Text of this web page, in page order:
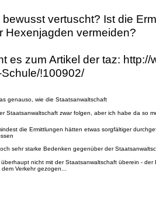
bewusst vertuscht? Ist die
Hexenjagden vermeiden?
es zum Artikel der taz:
!100902/
genauso, wie die Staatsanwaltschaft
Staatsanwaltschaft zwar folgen, aber ich habe da so
die Ermittlungen hätten etwas sorgfältiger
sehr starke Bedenken gegenüber der
überhaupt nicht mit der Staatsanwaltschaft überein - der
Verkehr gezogen...